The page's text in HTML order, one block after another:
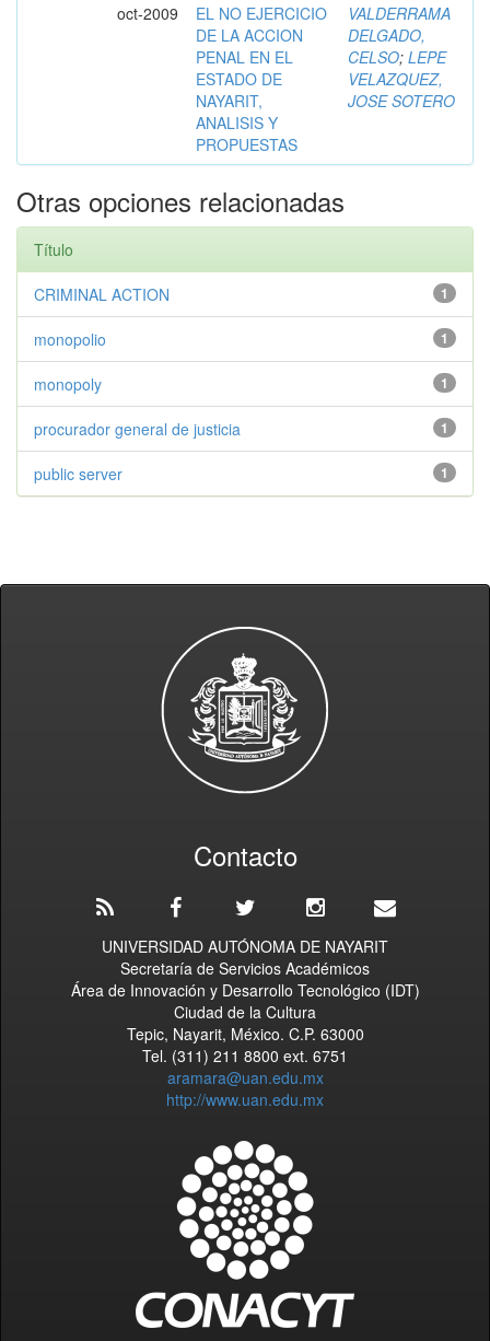
oct-2009
EL NO EJERCICIO
DE LA ACCION
PENAL EN EL
ESTADO DE
NAYARIT,
ANALISIS Y
PROPUESTAS
VALDERRAMA
DELGADO,
CELSO; LEPE
VELAZQUEZ,
JOSE SOTERO
Otras opciones relacionadas
Título
1
CRIMINAL ACTION
1
monopolio
1
monopoly
1
procurador general de justicia
1
public server
Contacto
UNIVERSIDAD AUTÓNOMA DE NAYARIT
Secretaría de Servicios Académicos
Área de Innovación y Desarrollo Tecnológico (IDT)
Ciudad de la Cultura
Tepic, Nayarit, México. C.P. 63000
Tel. (311) 211 8800 ext. 6751
aramara@uan.edu.mx
http://www.uan.edu.mx